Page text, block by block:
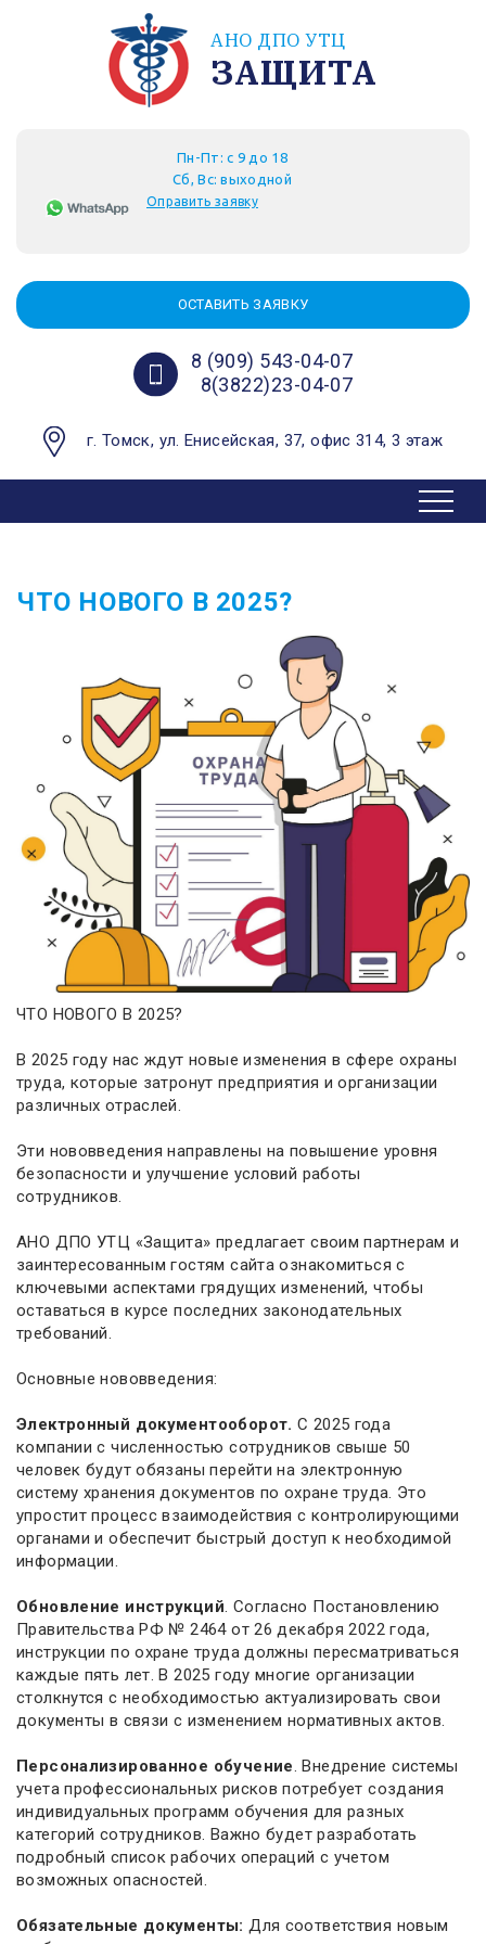
АНО ДПО УТЦ
ЗАЩИТА
Пн-Пт: с 9 до 18
Сб, Вс: выходной
Оправить заявку
ОСТАВИТЬ ЗАЯВКУ
8 (909) 543-04-07
8(3822)23-04-07
г. Томск, ул. Енисейская, 37, офис 314, 3 этаж
ЧТО НОВОГО В 2025?
ЧТО НОВОГО В 2025?
В 2025 году нас ждут новые изменения в сфере охраны
труда, которые затронут предприятия и организации
различных отраслей.
Эти нововведения направлены на повышение уровня
безопасности и улучшение условий работы
сотрудников.
АНО ДПО УТЦ «Защита» предлагает своим партнерам и
заинтересованным гостям сайта ознакомиться с
ключевыми аспектами грядущих изменений, чтобы
оставаться в курсе последних законодательных
требований.
Основные нововведения:
Электронный документооборот. С 2025 года
компании с численностью сотрудников свыше 50
человек будут обязаны перейти на электронную
систему хранения документов по охране труда. Это
упростит процесс взаимодействия с контролирующими
органами и обеспечит быстрый доступ к необходимой
информации.
Обновление инструкций. Согласно Постановлению
Правительства РФ № 2464 от 26 декабря 2022 года,
инструкции по охране труда должны пересматриваться
каждые пять лет. В 2025 году многие организации
столкнутся с необходимостью актуализировать свои
документы в связи с изменением нормативных актов.
Персонализированное обучение. Внедрение системы
учета профессиональных рисков потребует создания
индивидуальных программ обучения для разных
категорий сотрудников. Важно будет разработать
подробный список рабочих операций с учетом
возможных опасностей.
Обязательные документы: Для соответствия новым